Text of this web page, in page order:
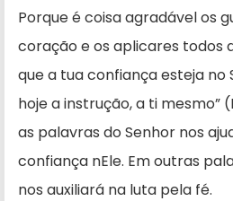
Porque é coisa agradável os
coração e os aplicares todos
que a tua confiança esteja no
hoje a instru­ção, a ti mesmo”
as palavras do Senhor nos
confiança nEle. Em outras
nos auxiliará na luta pela fé.